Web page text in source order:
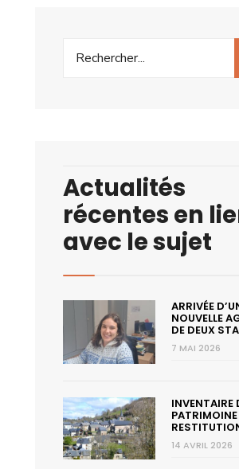
Actualités
récentes en
avec le sujet
ARRIVÉE
NOUVELLE
DE DEUX
7 MAI 2026
INVENTAIRE
PATRIMOINE
14 AVRIL 2026